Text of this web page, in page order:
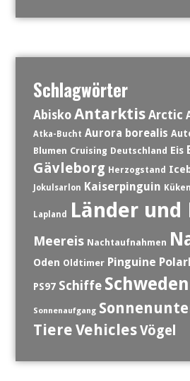
Schlagwörter
Abisko Antarktis Arctic
Atka-Bucht Aurora borealis
Blumen Cruising Deutschland Eis
Gävleborg Herzogstand
Jokulsarlon Kaiserpinguin Küken
Lapland Länder und
Meereis Nachtaufnahmen
Oden Oldtimer Pinguine
PS97 Schiffe Schweden
Sonnenaufgang
Tiere VehiclesVögel